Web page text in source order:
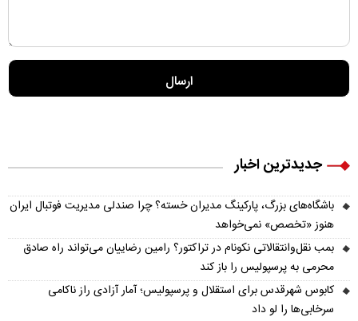
جدیدترین اخبار
باشگاه‌های بزرگ، پارکینگ مدیران خسته؟ چرا صندلی مدیریت فوتبال ایران
هنوز «تخصص» نمی‌خواهد
بمب نقل‌وانتقالاتی نکونام در تراکتور؟ رامین رضاییان می‌تواند راه صادق
محرمی به پرسپولیس را باز کند
کابوس شهرقدس برای استقلال و پرسپولیس؛ آمار آزادی راز ناکامی
سرخابی‌ها را لو داد